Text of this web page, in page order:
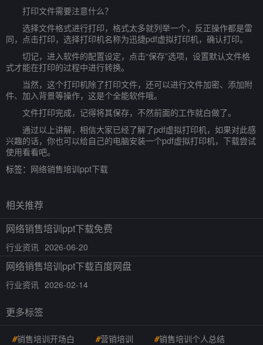
打印文件需要注意什么？
选择文件格式进行打印，格式太多就列举一个，反正操作都是雷
同，点击打印，选择打印机名称为迅捷pdf虚拟打印机，确认打印。
切记，进入软件的配置设定，点击“保存”选项，设置默认文件格
式才能在打印的过程中进行转换。
当然，这个打印机除了打印文件，还可以进行文件加密、添加附
件、加入背景等操作，这是个全能软件哦。
文件打印完成，记得将其保存，不然前面的工作就白做了。
通过以上讲解，相信大家已经了解了pdf虚拟打印机，如果对此感
兴趣的话，你也可以给自己的电脑安装一个pdf虚拟打印机，下载尝试
使用看看吧。
标签： 网络销售培训ppt下载
相关推荐
网络销售培训ppt下载免费
行业资讯 2026-06-20
网络销售培训ppt下载百度网盘
行业资讯 2026-02-14
更多标签
#销售培训开场白 #营销培训 #销售培训个人总结